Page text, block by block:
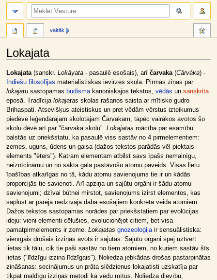
Lokajata
Jump
to
navigation
Jump
to
search
Lokajata(sanskr. Lokāyata- pasaulē esošais), arī čarvaka(Cārvāka) -
Indiešu filosofijas materiālistiskas ievirzes skola. Pirmās ziņas par
lokajatusastopamas budismakanoniskajos tekstos, vēdās un sanskrita
eposā. Tradīcija lokajatas skolas rašanos saista ar mītisko gudro
Brihaspati. Atsevišķus ateistiskus un pret vēdām vērstus izteikumus
piedēvē leģendārajam skolotājam Čarvakam, tāpēc vairākos avotos šo
skolu dēvē arī par "čarvaka skolu". Lokajatas mācība par esamību
balstās uz priekšstatu, ka pasaulē viss sastāv no 4 pirmelementiem:
zemes, uguns, ūdens un gaisa (dažos tekstos parādās vēl piektais
elements "ēters"). Katram elementam atbilst savs īpašs nemainīgu,
neiznīcināmu un no sākta gala pastāvošu atomu paveids. Visas lietu
īpašības atkarīgas no tā, kādu atomu savienojums tie ir un kādās
proporcijās tie savienoti. Arī apziņa un sajūtu orgāni ir šādu atomu
savienojumi; dzīvai būtnei mirstot, savienojums izirst elementos, kas
saplūst ar pārējā nedzīvajā dabā esošajiem konkrētā veida atomiem.
Dažos tekstos sastopamas norādes par priekšstatiem par evolūcijas
ideju: vieni elementi cēlušies, evolucionējot citiem, bet visa
pamatpirmelements ir zeme. Lokajatas gnozeoloģijair sensuālistiska:
vienīgais drošais izziņas avots ir sajūtas. Sajūtu orgāni spēj uztvert
lietas tik tālu, cik tie paši sastāv no tiem atomiem, no kuriem sastāv šīs
lietas ("līdzīgu izzina līdzīgais"). Noliedza jebkādas drošas pastarpinātas
zināšanas: secinājumus un prāta slēdzienus lokajatisti uzskatīja par
tikpat maldīgu izziņas metodi kā vēdu mītus. Noliedza dievību,
vairāk
meklēt